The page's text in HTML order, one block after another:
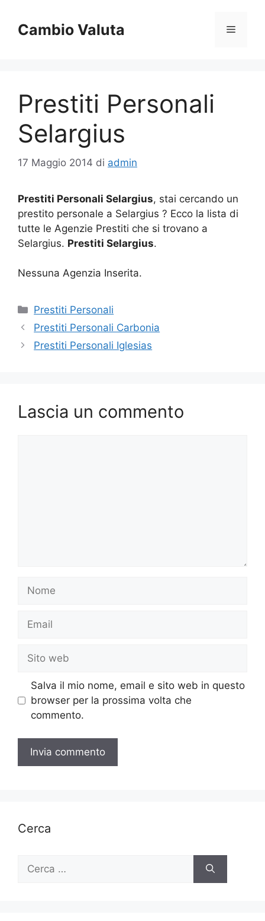
contenuto
Cambio Valuta Menu
Prestiti Personali
Selargius
17 Maggio 2014 di admin
Prestiti Personali Selargius, stai cercando un
prestito personale a Selargius ? Ecco la lista di
tutte le Agenzie Prestiti che si trovano a
Selargius. Prestiti Selargius.
Nessuna Agenzia Inserita.
Categorie
Prestiti Personali
Prestiti Personali Carbonia
Prestiti Personali Iglesias
Lascia un commento
Nome
Email
Sito
web
Salva il mio nome, email e sito web in questo
browser per la prossima volta che
commento.
Cerca
per: